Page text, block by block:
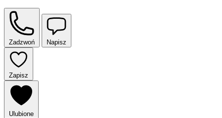
Zadzwoń Napisz
Zapisz
Ulubione